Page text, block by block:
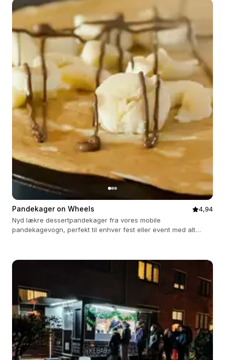
Pandekager on Wheels
4,94
Nyd lækre dessertpandekager fra vores mobile
pandekagevogn, perfekt til enhver fest eller event med alt